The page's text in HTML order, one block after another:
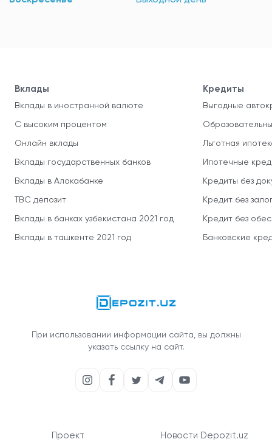
Вклады
Вклады в иностранной валюте
С высоким процентом
Онлайн вклады
Вклады государственных банков
Вклады в Алокабанке
TBC депозит
Вклады в банках узбекистана 2021 год
Вклады в ташкенте 2021 год
Кредиты
Выгодные
Льготная
Ипотечные
Кредиты без
Кредит без
Кредит без
Банковские
При использовании информации сайта, вы должны
указать ссылку на сайт.
Проект Новости Depozit.uz